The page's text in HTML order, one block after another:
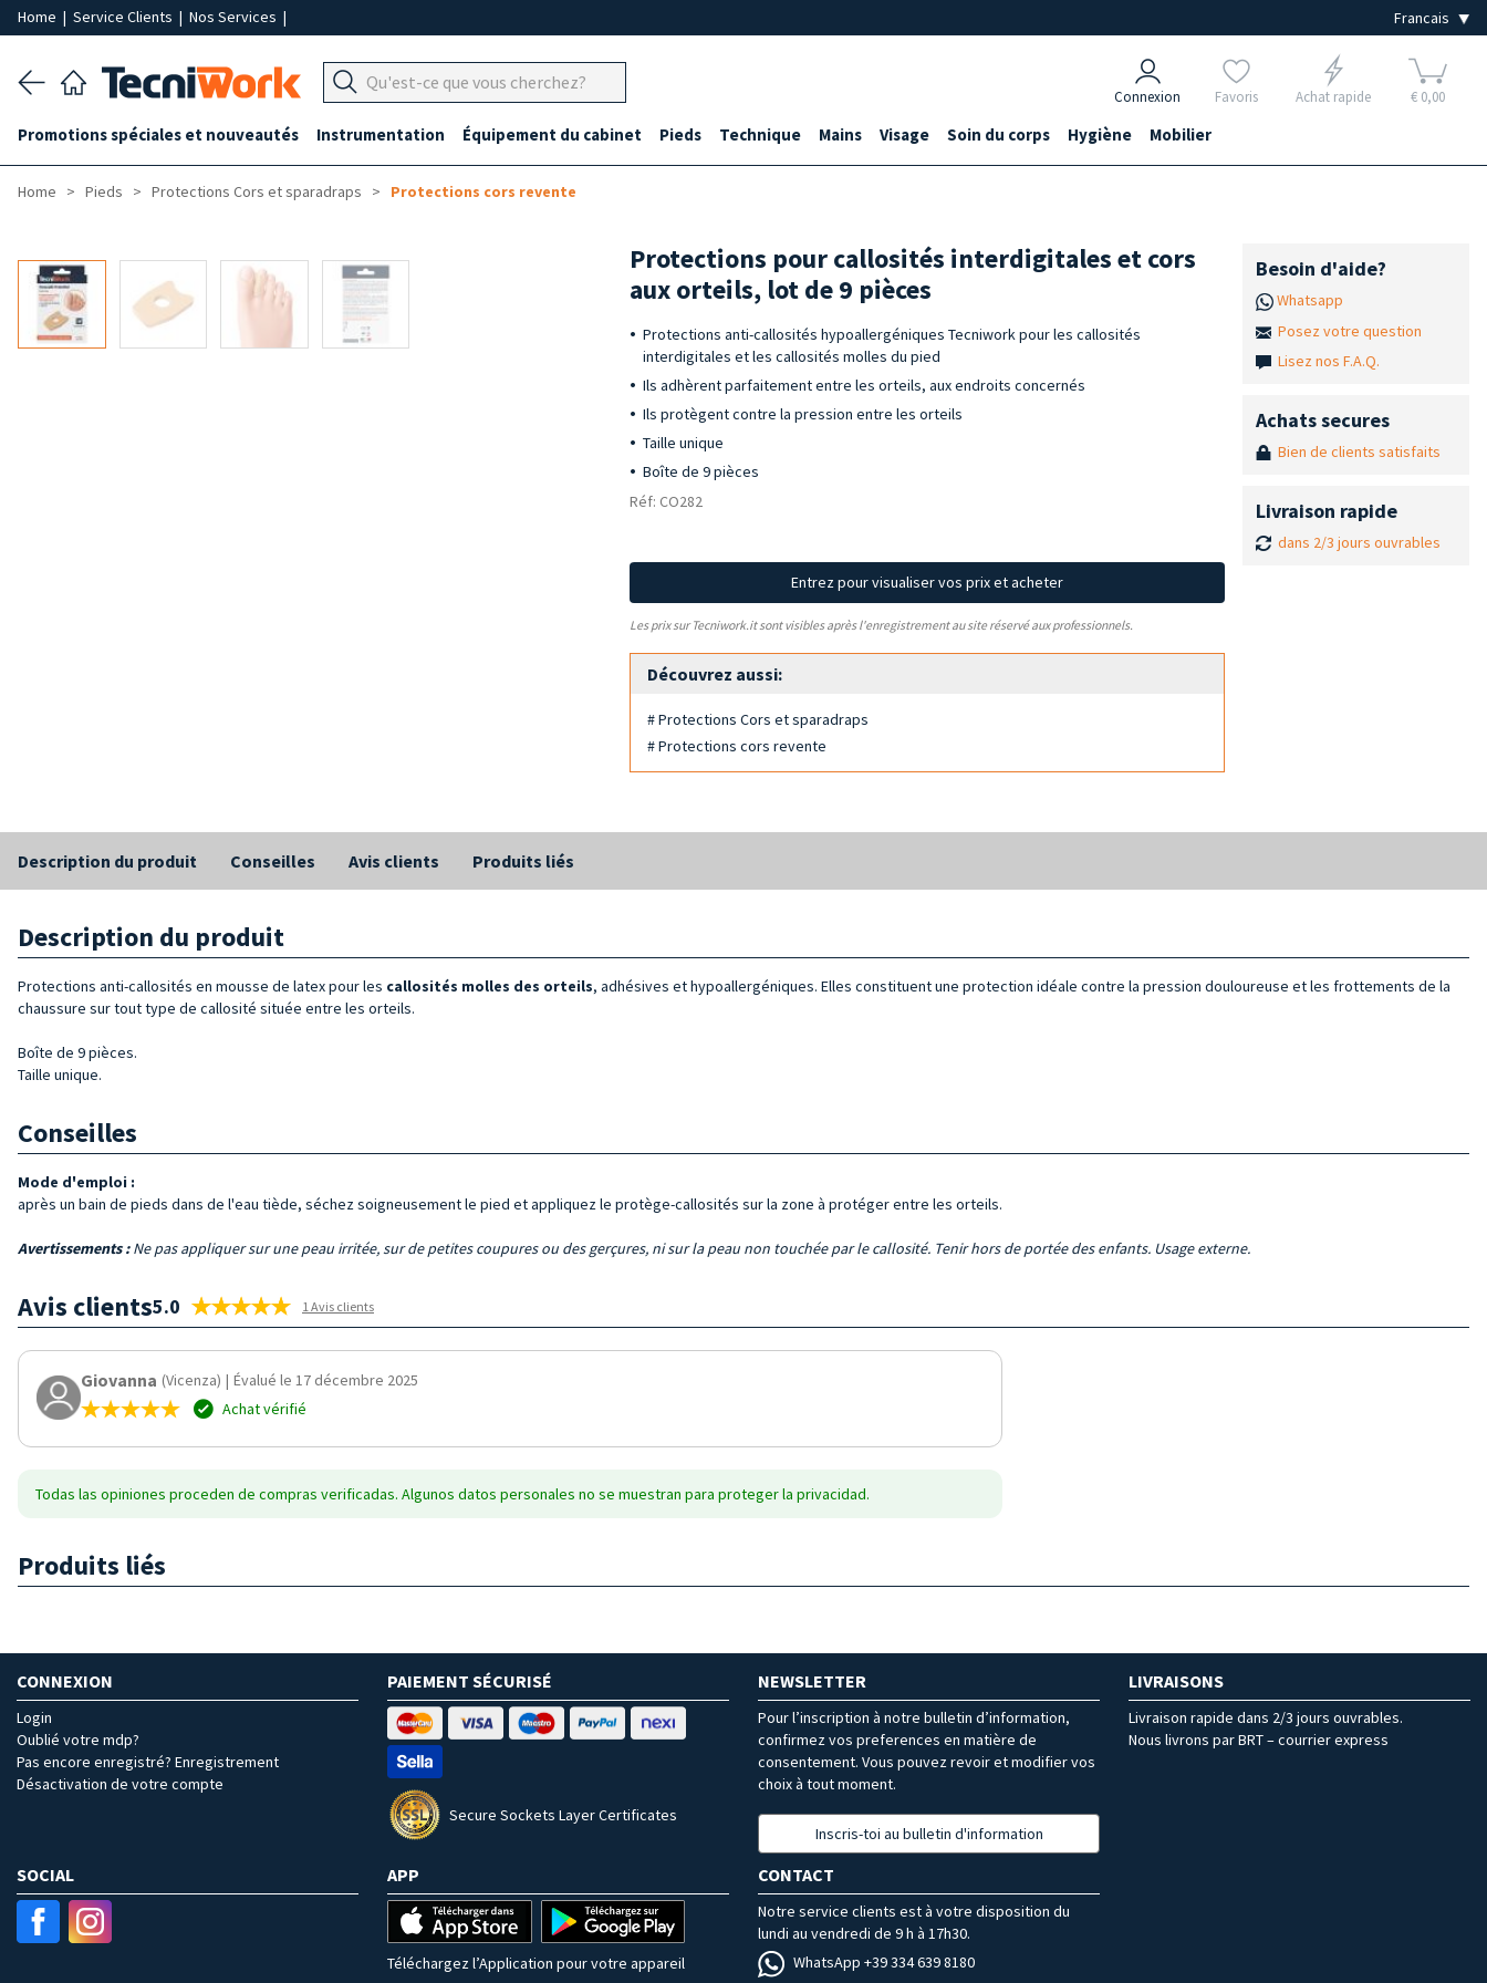
Home | Service Clients | Nos Services |
Connexion Favoris Achat rapide € 0,00
Promotions spéciales et nouveautés Instrumentation Équipement du cabinet Pieds Technique Mains Visage Soin du corps Hygiène Mobilier
Home Pieds Protections Cors et sparadraps Protections cors revente
Protections pour callosités interdigitales et cors
aux orteils, lot de 9 pièces
Protections anti-callosités hypoallergéniques Tecniwork pour les callosités
interdigitales et les callosités molles du pied
Ils adhèrent parfaitement entre les orteils, aux endroits concernés
Ils protègent contre la pression entre les orteils
Taille unique
Boîte de 9 pièces
Réf: CO282
Entrez pour visualiser vos prix et acheter
Les prix sur Tecniwork.it sont visibles après l'enregistrement au site réservé aux professionnels.
Découvrez aussi:
# Protections Cors et sparadraps
# Protections cors revente
Besoin d'aide?
Whatsapp
Posez votre question
Lisez nos F.A.Q.
Achats secures
Bien de clients satisfaits
Livraison rapide
dans 2/3 jours ouvrables
Description du produit Conseilles Avis clients Produits liés
Description du produit
Protections anti-callosités en mousse de latex pour les callosités molles des orteils, adhésives et hypoallergéniques. Elles constituent une protection idéale contre la pression douloureuse et les frottements de la
chaussure sur tout type de callosité située entre les orteils.
Boîte de 9 pièces.
Taille unique.
Conseilles
Mode d'emploi :
après un bain de pieds dans de l'eau tiède, séchez soigneusement le pied et appliquez le protège-callosités sur la zone à protéger entre les orteils.
Avertissements : Ne pas appliquer sur une peau irritée, sur de petites coupures ou des gerçures, ni sur la peau non touchée par le callosité. Tenir hors de portée des enfants. Usage externe.
Avis clients5.0 1 Avis clients
Giovanna (Vicenza) | Évalué le 17 décembre 2025
Achat vérifié
Todas las opiniones proceden de compras verificadas. Algunos datos personales no se muestran para proteger la privacidad.
Produits liés
CONNEXION
Login
Oublié votre mdp?
Pas encore enregistré? Enregistrement
Désactivation de votre compte
PAIEMENT SÉCURISÉ
Secure Sockets Layer Certificates
NEWSLETTER
Pour l’inscription à notre bulletin d’information,
confirmez vos preferences en matière de
consentement. Vous pouvez revoir et modifier vos
choix à tout moment.
Inscris-toi au bulletin d'information
LIVRAISONS
Livraison rapide dans 2/3 jours ouvrables.
Nous livrons par BRT – courrier express
SOCIAL APP
Téléchargez l’Application pour votre appareil
CONTACT
Notre service clients est à votre disposition du
lundi au vendredi de 9 h à 17h30.
WhatsApp +39 334 639 8180